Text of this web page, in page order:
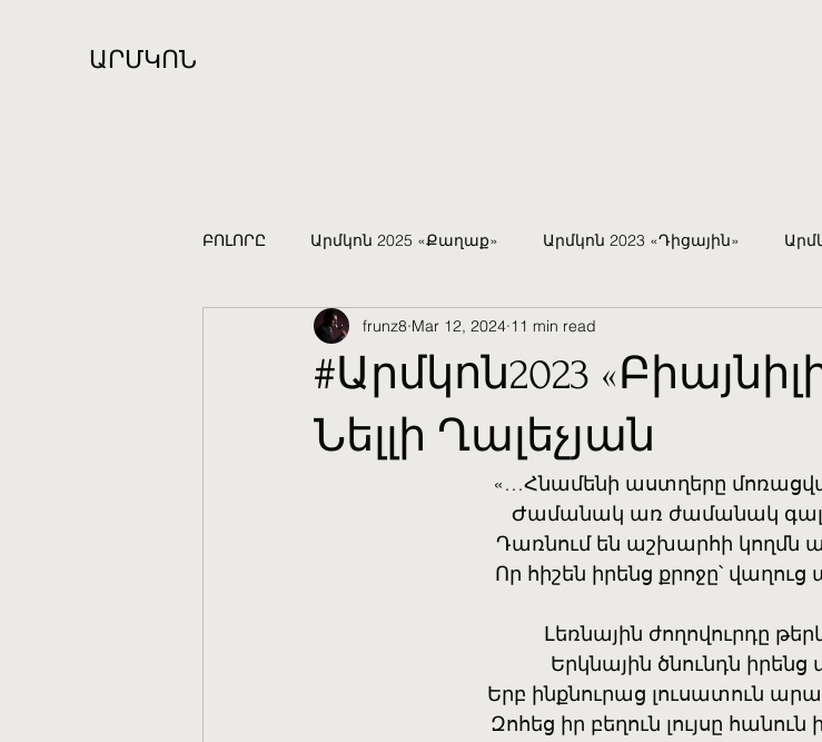
ԱՐՄԿՈՆ
ԲՈԼՈՐԸ Արմկոն 2025 «Քաղաք» Արմկոն 2023 «Դիցային»
«Աստղային հորիզոն 2024» Արմկոն 2013
#Արմկոն2023
Նելլի Ղալեչյան
frunz8 Mar 12, 2024 11 min read
«…Հնամենի աստղերը
Ժամանակ առ ժամանակ
Դառնում են աշխարհի կողմն
Որ հիշեն իրենց քրոջը՝
Լեռնային ժողովուրդը
Երկնային ծնունդն իրենց
Երբ ինքնուրաց լուսատուն
Զոհեց իր բեղուն լույսը հանուն